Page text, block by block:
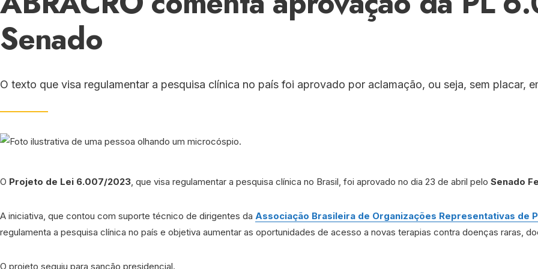
Senado
O texto que visa regulamentar a pesquisa clínica no país foi aprovado por aclamação, ou seja, sem placar,
O Projeto de Lei 6.007/2023, que visa regulamentar a pesquisa clínica no Brasil, foi aprovado no dia 23 de abril pelo Senado
A iniciativa, que contou com suporte técnico de dirigentes da Associação Brasileira de Organizações Representativas de
regulamenta a pesquisa clínica no país e objetiva aumentar as oportunidades de acesso a novas terapias contra doenças raras,
O projeto seguiu para sanção presidencial.